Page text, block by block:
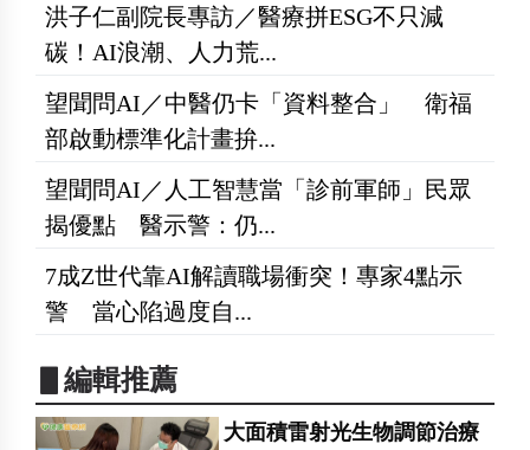
洪子仁副院長專訪／醫療拼ESG不只減
碳！AI浪潮、人力荒...
望聞問AI／中醫仍卡「資料整合」 衛福
部啟動標準化計畫拚...
望聞問AI／人工智慧當「診前軍師」民眾
揭優點 醫示警：仍...
7成Z世代靠AI解讀職場衝突！專家4點示
警 當心陷過度自...
▋編輯推薦
大面積雷射光生物調節治療